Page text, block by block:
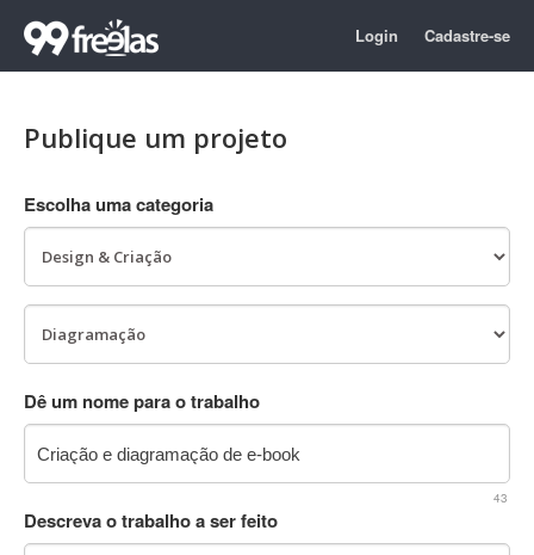
Login Cadastre-se
Publique um projeto
Escolha uma categoria
Dê um nome para o trabalho
43
Descreva o trabalho a ser feito